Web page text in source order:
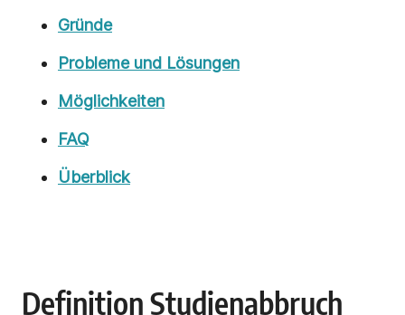
Gründe
Probleme und Lösungen
Möglichkeiten
FAQ
Überblick
Definition Studienabbruch